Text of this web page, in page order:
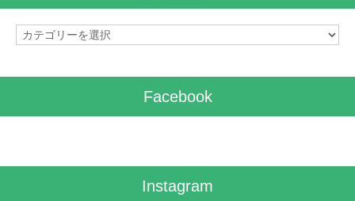
カ
Facebook
Instagram